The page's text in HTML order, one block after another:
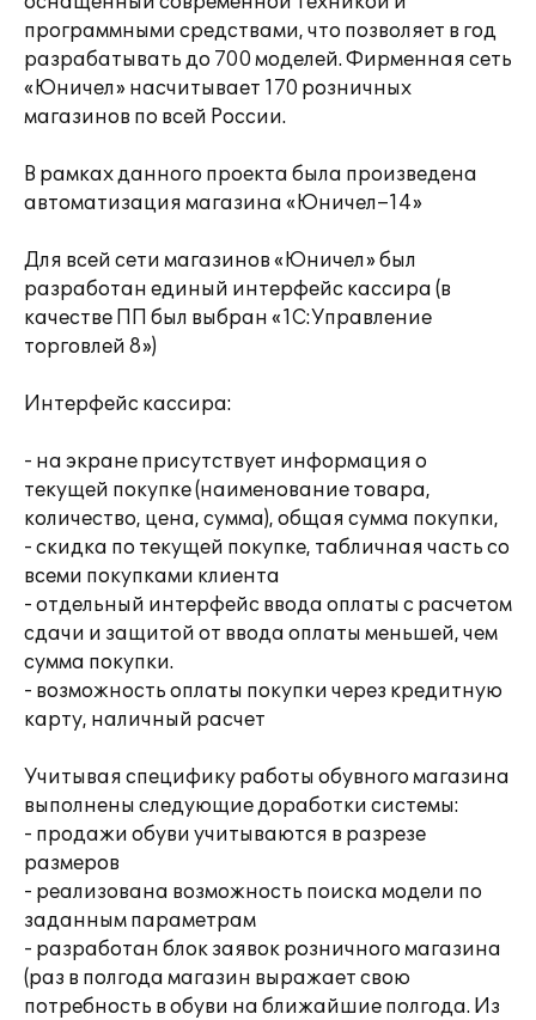
программными средствами, что позволяет в год
разрабатывать до 700 моделей. Фирменная сеть
«Юничел» насчитывает 170 розничных
магазинов по всей России.
В рамках данного проекта была произведена
автоматизация магазина «Юничел–14»
Для всей сети магазинов «Юничел» был
разработан единый интерфейс кассира (в
качестве ПП был выбран «1С:Управление
торговлей 8»)
Интерфейс кассира:
- на экране присутствует информация о
текущей покупке (наименование товара,
количество, цена, сумма), общая сумма покупки,
- скидка по текущей покупке, табличная часть со
всеми покупками клиента
- отдельный интерфейс ввода оплаты с расчетом
сдачи и защитой от ввода оплаты меньшей, чем
сумма покупки.
- возможность оплаты покупки через кредитную
карту, наличный расчет
Учитывая специфику работы обувного магазина
выполнены следующие доработки системы:
- продажи обуви учитываются в разрезе
размеров
- реализована возможность поиска модели по
заданным параметрам
- разработан блок заявок розничного магазина
(раз в полгода магазин выражает свою
потребность в обуви на ближайшие полгода. Из